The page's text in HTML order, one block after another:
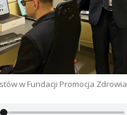
w Fundacji Promocja Zdrowia